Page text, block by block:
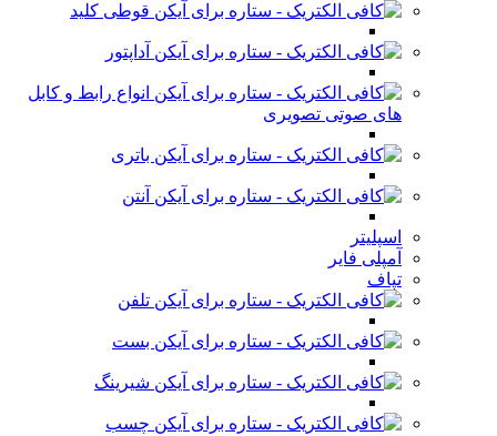
قوطی کلید
آداپتور
انواع رابط و کابل
های صوتی تصویری
باتری
آنتن
اسپلیتر
آمپلی فایر
تپاف
تلفن
بست
شیرینگ
چسب